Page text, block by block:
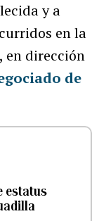
y a
en la
en dirección
de
estatus